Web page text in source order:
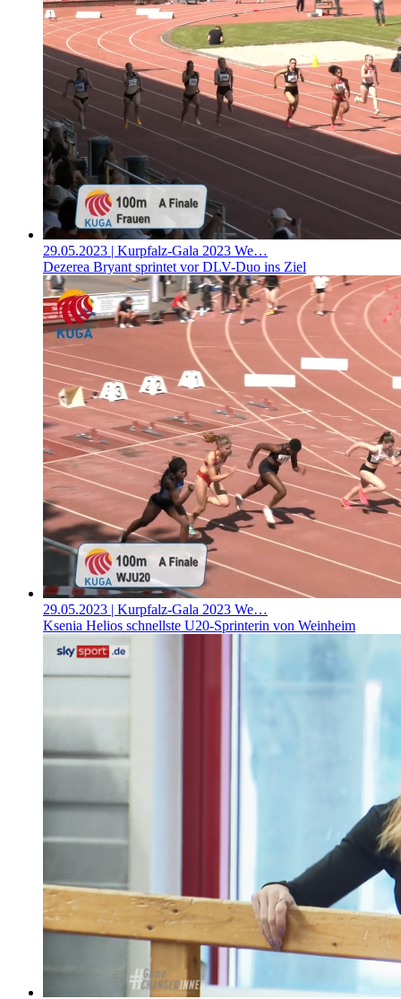
29.05.2023 | Kurpfalz-Gala 2023 We…
Dezerea Bryant sprintet vor DLV-Duo ins Ziel
29.05.2023 | Kurpfalz-Gala 2023 We…
Ksenia Helios schnellste U20-Sprinterin von Weinheim